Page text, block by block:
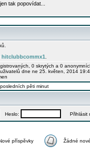
tak popovídat...
hitclubbcommx1
0 skrytých a 0
uživatelů dne ne 25. květen, 2014
pěti minut
Heslo: Přihlásit
příspěvky Žádné